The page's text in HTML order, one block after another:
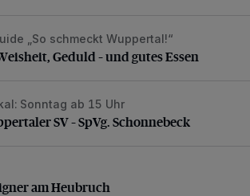
Geduld – und gutes Essen
„So schmeckt Wuppertal!“
Geduld – und gutes Essen
SV – SpVg. Schonnebeck
Sonntag ab 15 Uhr
SV – SpVg. Schonnebeck
am Heubruch
am Heubruch